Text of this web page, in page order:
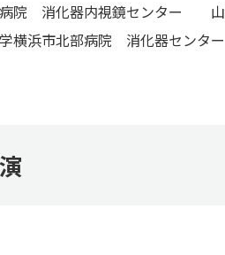
病院 消化器内視鏡センター
横浜市北部病院 消化器セン